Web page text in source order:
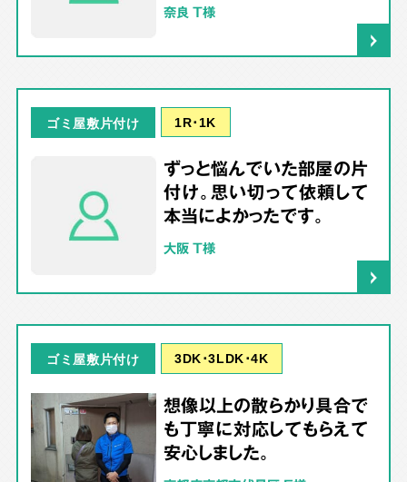
奈良 T様
ゴミ屋敷片付け 1R･1K
ずっと悩んでいた部屋の片
付け。思い切って依頼して
本当によかったです。
大阪 T様
ゴミ屋敷片付け 3DK･3LDK･4K
想像以上の散らかり具合で
も丁寧に対応してもらえて
安心しました。